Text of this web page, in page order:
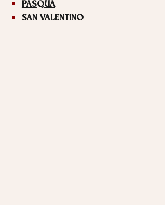
PASQUA
SAN VALENTINO